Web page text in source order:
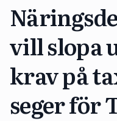
vill slopa
krav på
seger för